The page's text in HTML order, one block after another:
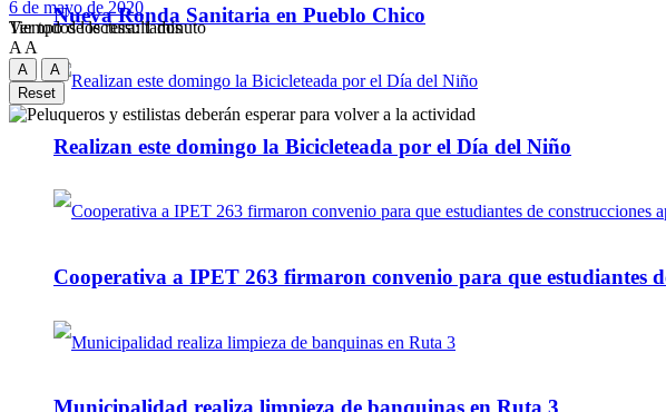
Nueva Ronda Sanitaria en Pueblo Chico
Realizan este domingo la Bicicleteada por el Día del Niño
Cooperativa a IPET 263 firmaron convenio para que estudiantes
Ver todos los ressultados
6 de mayo de 2020
Tiempo de lectura: 1 minuto
A A
A
A
Reset